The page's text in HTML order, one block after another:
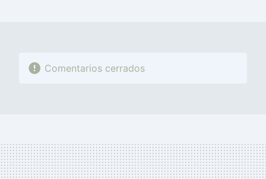
Comentarios cerrados